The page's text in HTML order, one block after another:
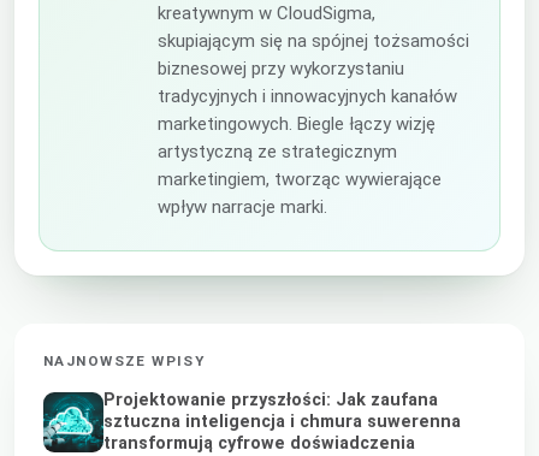
kreatywnym w CloudSigma,
skupiającym się na spójnej tożsamości
biznesowej przy wykorzystaniu
tradycyjnych i innowacyjnych kanałów
marketingowych. Biegle łączy wizję
artystyczną ze strategicznym
marketingiem, tworząc wywierające
wpływ narracje marki.
NAJNOWSZE WPISY
Projektowanie przyszłości: Jak zaufana
sztuczna inteligencja i chmura suwerenna
transformują cyfrowe doświadczenia